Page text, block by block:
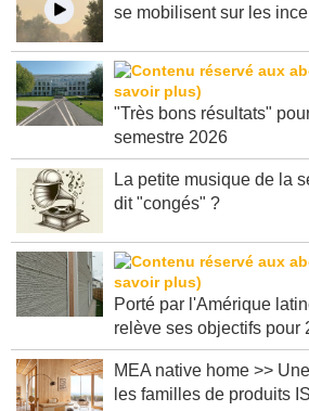
se mobilisent sur les
"Très bons résultats"
semestre 2026
La petite musique de la
dit "congés" ?
Porté par l'Amérique
relève ses objectifs pour
MEA native home >>
les familles de produits